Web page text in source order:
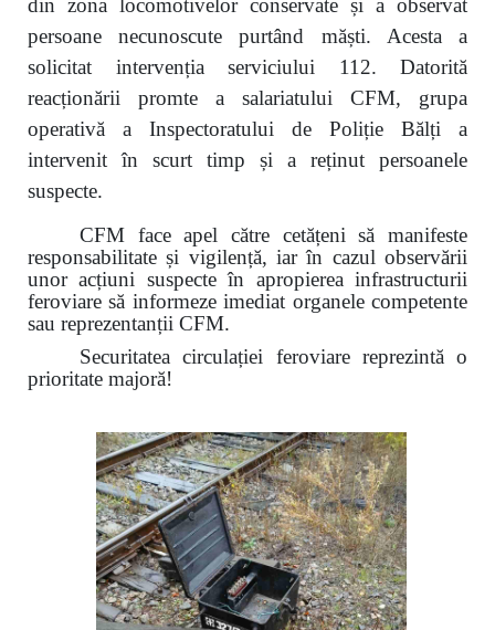
persoane necunoscute purtând măști. Acesta a
solicitat intervenția serviciului 112. Datorită
reacționării promte a salariatului CFM, grupa
operativă a Inspectoratului de Poliție Bălți a
intervenit în scurt timp și a reținut persoanele
suspecte.
CFM face apel către cetățeni să manifeste
responsabilitate și vigilență, iar în cazul observării
unor acțiuni suspecte în apropierea infrastructurii
feroviare să informeze imediat organele competente
sau reprezentanții CFM.
Securitatea circulației feroviare reprezintă o
prioritate majoră!